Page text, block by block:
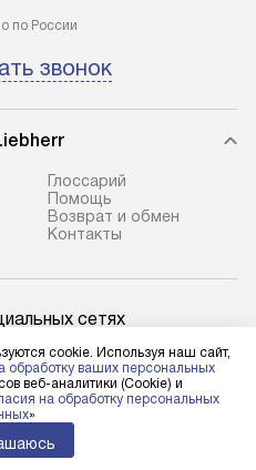
при
плата.
если
его
возможные
предполагают
установленной
наличие крана.
упаковки и
креплений, при
по России
звонок
Глоссарий
Помощь
Возврат и обмен
Контакты
сетях
лиц
rus.ru
лиц
cookie. Используя наш сайт,
обработку ваших персональных
веб-аналитики (Cookie) и
на обработку персональных
»